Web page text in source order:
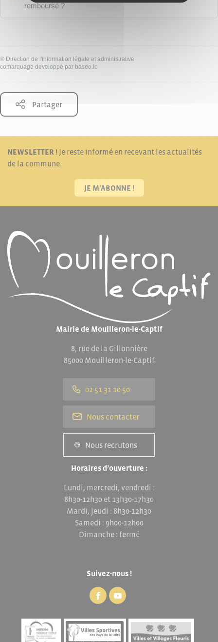
remboursé ?
© Direction de l'information légale et administrative
comarquage developpé par baseo.io
Partager
NEWSLETTER ! Je reste informé en recevant les actualités
de la commune.
JE M'ABONNE !
Mairie de Mouilleron-le-Captif
8, rue de la Gillonnière
85000 Mouilleron-le-Captif
02 51 31 10 50
Nous contacter
Nous recrutons
Horaires d’ouverture :
Lundi, mercredi, vendredi :
8h30-12h30 et 13h30-17h30
Mardi, jeudi : 8h30-12h30
Samedi : 9h00-12h00
Dimanche : fermé
Suivez-nous !